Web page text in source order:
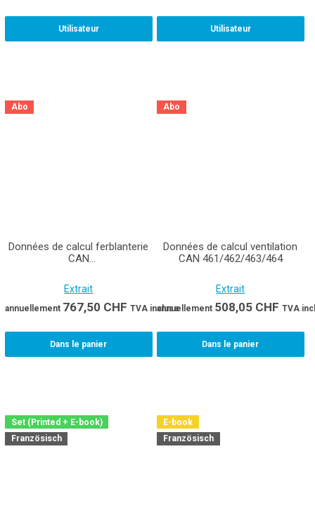
Utilisateur Utilisateur
Abo
Données de calcul ferblanterie
CAN
Extrait
annuellement 767,50 CHF TVA incluse
Dans le panier
Abo
Données de calcul ventilation
CAN 461/462/463/464
Extrait
annuellement 508,05 CHF TVA
Dans le panier
Set (Printed + E-book)
Französisch
E-book
Französisch